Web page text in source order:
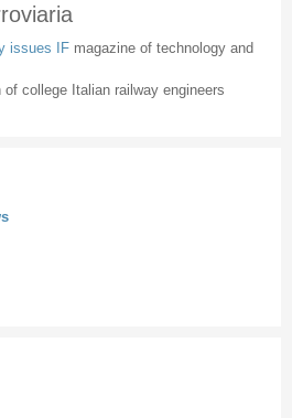
issues IF magazine of technology and
of college Italian railway engineers